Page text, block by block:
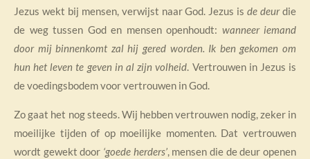
Jezus wekt bij mensen, verwijst naar God. Jezus isde deurdie
de weg tussen God en mensen openhoudt: wanneer iemand
door mij binnenkomt zal hij gered worden. Ik ben gekomen om
hun het leven te geven in al zijn volheid. Vertrouwen in Jezus is
de voedingsbodem voor vertrouwen in God.
Zo gaat het nog steeds. Wij hebben vertrouwen nodig, zeker in
moeilijke tijden of op moeilijke momenten. Dat vertrouwen
wordt gewekt door ‘goede herders’, mensen die de deur openen